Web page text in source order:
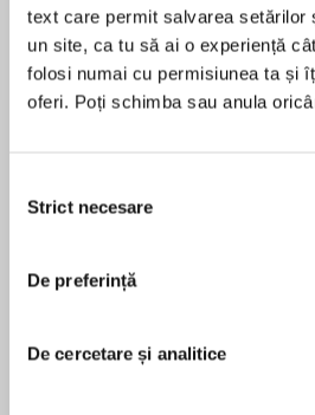
text care permit salvarea setărilor
un site, ca tu să ai o experiență
folosi numai cu permisiunea ta și
oferi. Poți schimba sau anula
consimțământului
Strict necesare
De preferință
De cercetare și analitice
Desprecarte
În 1976, la Jocurile Olimpice
gimnastică. Din admirație,
scenarii de filme artistice și
despre Nadia, devenită parte
MAI MULT